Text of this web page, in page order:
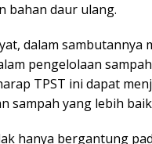
bahan daur ulang.
dalam
pengelolaan
TPST ini dapat
sampah yang lebih
hanya bergantung